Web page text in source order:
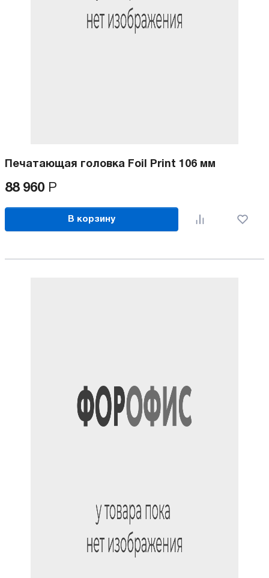
Печатающая головка Foil Print 106 мм
88 960 Р
В корзину